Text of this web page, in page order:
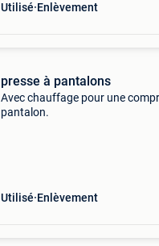
Utilisé Enlèvement
presse à pantalons
Avec chauffage pour une
pantalon.
Utilisé Enlèvement